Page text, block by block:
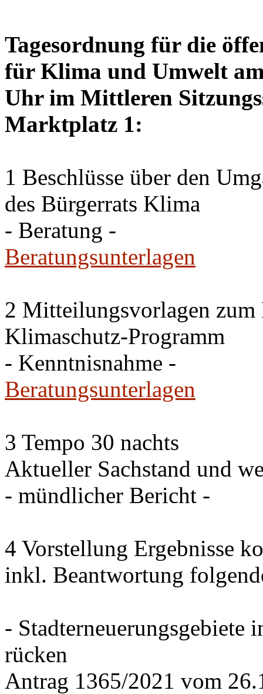
Tagesordnung für die
für Klima und Umwelt
Uhr im Mittleren
Marktplatz 1:
1 Beschlüsse über den
des Bürgerrats Klima
- Beratung -
Beratungsunterlagen
2 Mitteilungsvorlagen zum
Klimaschutz-Programm
- Kenntnisnahme -
Beratungsunterlagen
3 Tempo 30 nachts
Aktueller Sachstand und
- mündlicher Bericht -
4 Vorstellung Ergebnisse
inkl. Beantwortung
- Stadterneuerungsgebiete
rücken
Antrag 1365/2021 vom